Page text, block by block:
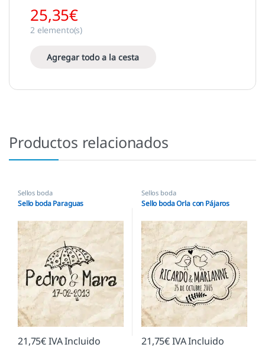
25,35€
2elemento(s)
Agregar todo a la cesta
Productos relacionados
Sellos boda
Sello boda Paraguas
21,75€IVA Incluido
Sellos boda
Sello boda Orla con Pájaros
21,75€IVA Incluido